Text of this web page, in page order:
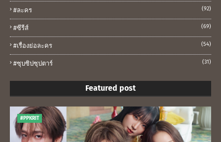
#ละคร (92)
#ซีรีส์ (69)
#เรื่องย่อละคร (54)
#ซุบซิปซุปตาร์ (31)
Featured post
#PPKRIT